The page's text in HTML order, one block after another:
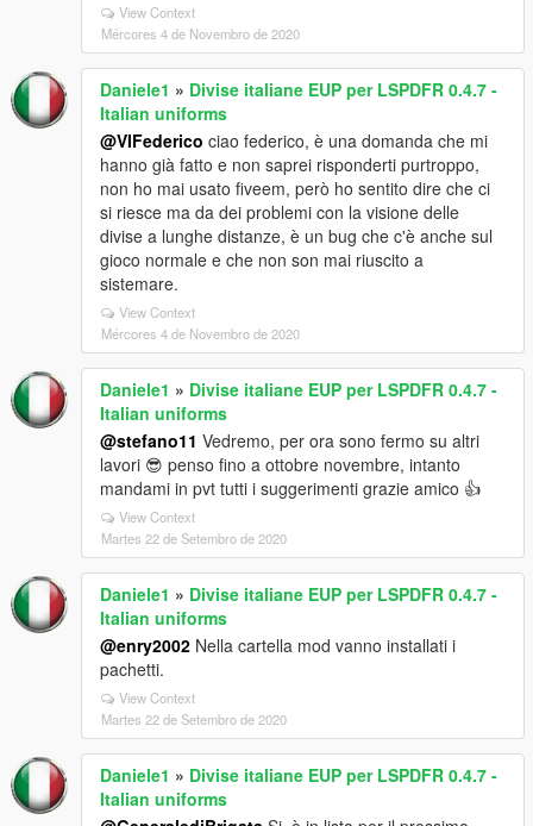
View Context
Mércores 4 de Novembro de 2020
Daniele1 » Divise italiane EUP per LSPDFR 0.4.7 -
Italian uniforms
@VIFederico ciao federico, è una domanda che mi
hanno già fatto e non saprei risponderti purtroppo,
non ho mai usato fiveem, però ho sentito dire che ci
si riesce ma da dei problemi con la visione delle
divise a lunghe distanze, è un bug che c'è anche sul
gioco normale e che non son mai riuscito a
sistemare.
View Context
Mércores 4 de Novembro de 2020
Daniele1 » Divise italiane EUP per LSPDFR 0.4.7 -
Italian uniforms
@stefano11 Vedremo, per ora sono fermo su altri
lavori 😎 penso fino a ottobre novembre, intanto
mandami in pvt tutti i suggerimenti grazie amico 👍
View Context
Martes 22 de Setembro de 2020
Daniele1 » Divise italiane EUP per LSPDFR 0.4.7 -
Italian uniforms
@enry2002 Nella cartella mod vanno installati i
pachetti.
View Context
Martes 22 de Setembro de 2020
Daniele1 » Divise italiane EUP per LSPDFR 0.4.7 -
Italian uniforms